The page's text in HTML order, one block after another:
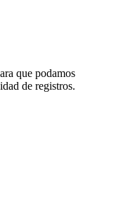
que podamos
de registros.